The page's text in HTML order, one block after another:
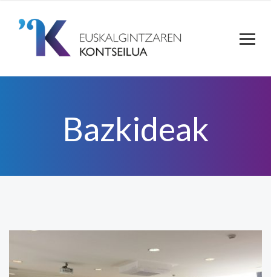
Bazkideak